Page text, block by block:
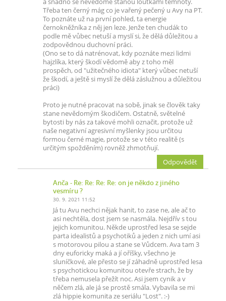
a snadno se nevědomě stanou loutkami temnoty.
Třeba ten černý mág co je vařený pečený u Avy na PT.
To poznáte už na první pohled, ta energie
černokněžníka z něj jen leze. Jenže ten chudák to
podle mě vůbec netuší a myslí si, že dělá důležitou a
zodpovědnou duchovní práci.
(Ono se to dá natrénovat, kdy poznáte mezi lidmi
hajzlíka, který škodí vědomě aby z toho měl
prospěch, od "užitečného idiota" který vůbec netuší
že škodí, a ještě si myslí že dělá záslužnou a důležitou
práci)
Proto je nutné pracovat na sobě, jinak se člověk taky
stane nevědomým škodičem. Ostatně, světelné
bytosti by nás za takové mohli označit, protože už
naše negativní agresivní myšlenky jsou určitou
formou černé magie, protože se v této realitě (s
určitým spožděním) rovněž zhmotňují.
Odpovědět
Anča - Re: Re: Re: Re: on je někdo z jiného
vesmíru ?
30. 9. 2021 11:52
Já tu Avu nechci nějak hanit, to zase ne, ale ač to
asi nechtěla, dost jsem se nasmála. Nejdřív s tou
jejich komunitou. Někde uprostřed lesa se sejde
parta idealistů a psychotiků a jeden z nich umí asi
s motorovou pilou a stane se Vůdcem. Ava tam 3
dny euforicky maká a jí oříšky, všechno je
sluníčkové, ale přesto se jí záhadně uprostřed lesa
s psychotickou komunitou otevře strach, že by
třeba nemusela přežít noc. Asi jsem cynik a v
něčem zlá, ale já se prostě smála. Vybavila se mi
zlá hippie komunita ze seriálu "Lost". :-)